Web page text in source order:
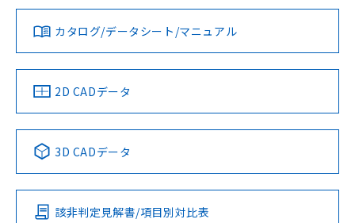
ダウンロードデータをご利用いただく前に、以下を必ずお読
みください。
ソフトウェアの使用条件
対応済み
中国 RoHS 注意事項・凡例
Pb Hg Cd Cr(VI)
O
LR型式承認
（イギリス
船舶規格）
DNV型式承認
（ノルウェー
BV型式承認
（フランス
KR型式
（韓国
No No No No
この製品の規格認証/適合状況ページへ
その他の認証はこちらのページからご検索ください
カタログ/データシート/マニュアル
2D CADデータ
3D CADデータ
該非判定見解書/項目別対比表